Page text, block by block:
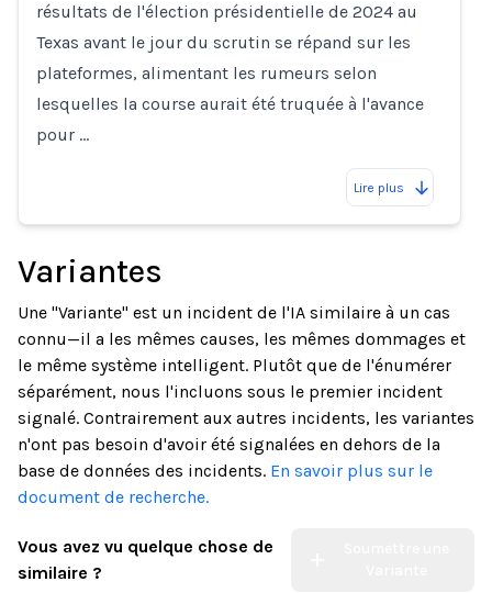
résultats de l'élection présidentielle de 2024 au
Texas avant le jour du scrutin se répand sur les
plateformes, alimentant les rumeurs selon
lesquelles la course aurait été truquée à l'avance
pour …
Lire plus
Variantes
Une "Variante" est un incident de l'IA similaire à un cas
connu—il a les mêmes causes, les mêmes dommages et
le même système intelligent. Plutôt que de l'énumérer
séparément, nous l'incluons sous le premier incident
signalé. Contrairement aux autres incidents, les variantes
n'ont pas besoin d'avoir été signalées en dehors de la
base de données des incidents. En savoir plus sur le
document de recherche.
Vous avez vu quelque chose de
similaire ?